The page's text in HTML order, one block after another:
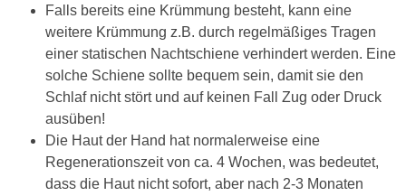
Falls bereits eine Krümmung besteht, kann eine
weitere Krümmung z.B. durch regelmäßiges Tragen
einer statischen Nachtschiene verhindert werden. Eine
solche Schiene sollte bequem sein, damit sie den
Schlaf nicht stört und auf keinen Fall Zug oder Druck
ausüben!
Die Haut der Hand hat normalerweise eine
Regenerationszeit von ca. 4 Wochen, was bedeutet,
dass die Haut nicht sofort, aber nach 2-3 Monaten